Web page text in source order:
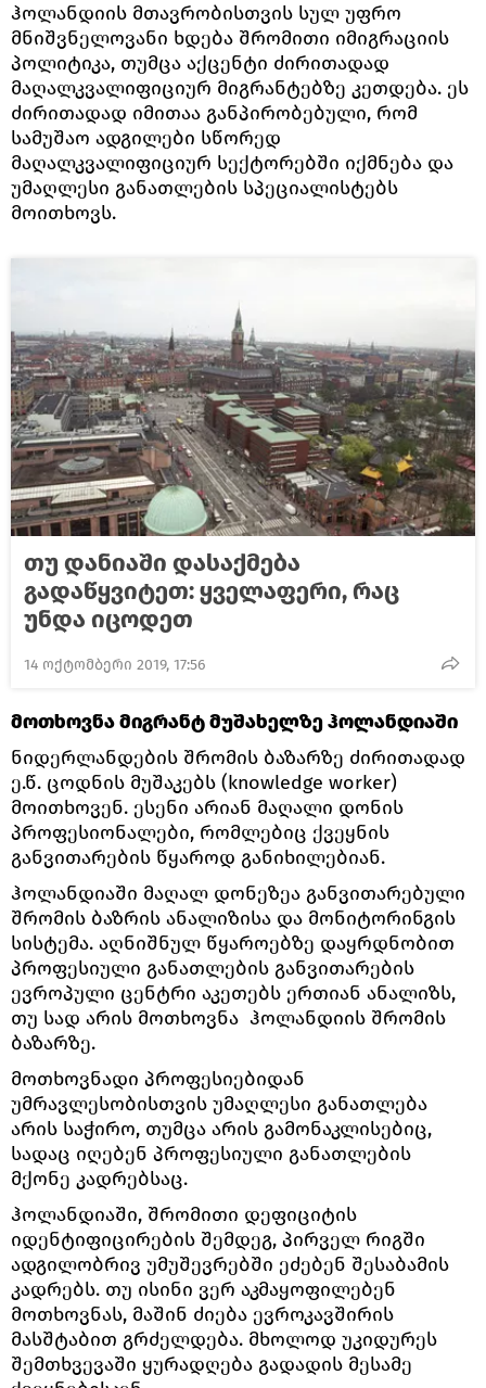
ჰოლანდიის მთავრობისთვის სულ უფრო
მნიშვნელოვანი ხდება შრომითი იმიგრაციის
პოლიტიკა, თუმცა აქცენტი ძირითადად
მაღალკვალიფიციურ მიგრანტებზე კეთდება. ეს
ძირითადად იმითაა განპირობებული, რომ
სამუშაო ადგილები სწორედ
მაღალკვალიფიციურ სექტორებში იქმნება და
უმაღლესი განათლების სპეციალისტებს
მოითხოვს.
თუ დანიაში დასაქმება
გადაწყვიტეთ: ყველაფერი, რაც
უნდა იცოდეთ
14 ოქტომბერი 2019, 17:56
მოთხოვნა მიგრანტ მუშახელზე ჰოლანდიაში
ნიდერლანდების შრომის ბაზარზე ძირითადად
ე.წ. ცოდნის მუშაკებს (knowledge worker)
მოითხოვენ. ესენი არიან მაღალი დონის
პროფესიონალები, რომლებიც ქვეყნის
განვითარების წყაროდ განიხილებიან.
ჰოლანდიაში მაღალ დონეზეა განვითარებული
შრომის ბაზრის ანალიზისა და მონიტორინგის
სისტემა. აღნიშნულ წყაროებზე დაყრდნობით
პროფესიული განათლების განვითარების
ევროპული ცენტრი აკეთებს ერთიან ანალიზს,
თუ სად არის მოთხოვნა ჰოლანდიის შრომის
ბაზარზე.
მოთხოვნადი პროფესიებიდან
უმრავლესობისთვის უმაღლესი განათლება
არის საჭირო, თუმცა არის გამონაკლისებიც,
სადაც იღებენ პროფესიული განათლების
მქონე კადრებსაც.
ჰოლანდიაში, შრომითი დეფიციტის
იდენტიფიცირების შემდეგ, პირველ რიგში
ადგილობრივ უმუშევრებში ეძებენ შესაბამის
კადრებს. თუ ისინი ვერ აკმაყოფილებენ
მოთხოვნას, მაშინ ძიება ევროკავშირის
მასშტაბით გრძელდება. მხოლოდ უკიდურეს
შემთხვევაში ყურადღება გადადის მესამე